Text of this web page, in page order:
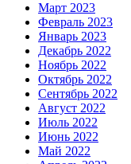
Март 2023
Февраль 2023
Январь 2023
Декабрь 2022
Ноябрь 2022
Октябрь 2022
Сентябрь 2022
Август 2022
Июль 2022
Июнь 2022
Май 2022